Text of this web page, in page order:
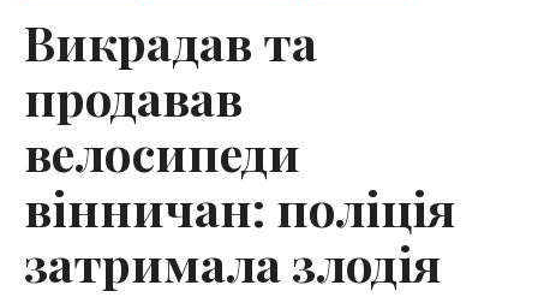
Викрадав та
продавав
велосипеди
вінничан: поліція
затримала злодія